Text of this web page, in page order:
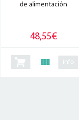
de alimentación
48,55€
info